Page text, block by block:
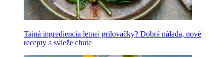
Tajná ingrediencia letnej grilovačky? Dobrá nálada, nové
recepty a svieže chute